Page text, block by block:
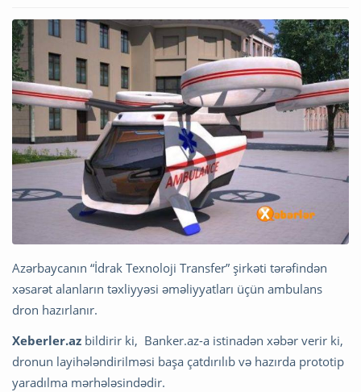
Azərbaycanın “İdrak Texnoloji Transfer” şirkəti tərəfindən
xəsarət alanların təxliyyəsi əməliyyatları üçün ambulans
dron hazırlanır.
Xeberler.az bildirir ki, Banker.az-a istinadən xəbər verir ki,
dronun layihələndirilməsi başa çatdırılıb və hazırda prototip
yaradılma mərhələsindədir.